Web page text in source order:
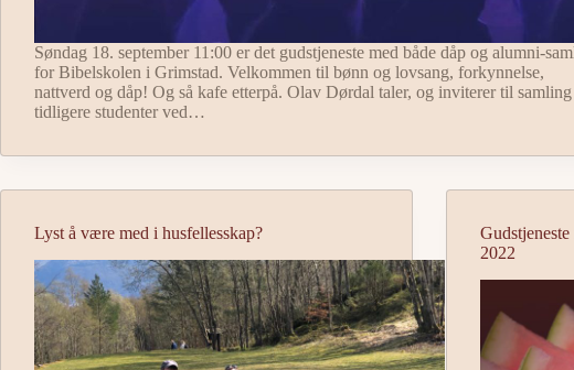
Søndag 18. september 11:00 er det gudstjeneste med både dåp og alumni-
for Bibelskolen i Grimstad. Velkommen til bønn og lovsang, forkynnelse,
nattverd og dåp! Og så kafe etterpå. Olav Dørdal taler, og inviterer til
tidligere studenter ved…
Lyst å være med i husfellesskap?
2022